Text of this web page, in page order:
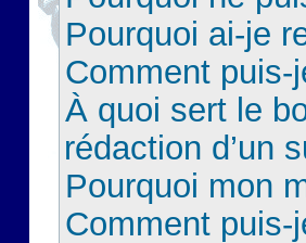
Pourquoi ai-je
Comment puis-
À quoi sert le
rédaction d’un
Pourquoi mon
Comment